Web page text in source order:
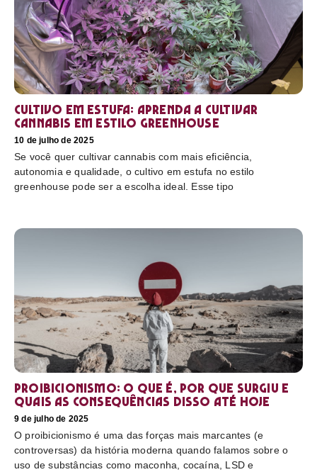
Cultivo em estufa: aprenda a cultivar
cannabis em estilo greenhouse
10 de julho de 2025
Se você quer cultivar cannabis com mais eficiência,
autonomia e qualidade, o cultivo em estufa no estilo
greenhouse pode ser a escolha ideal. Esse tipo
Proibicionismo: o que é, por que surgiu e
quais as consequências disso até hoje
9 de julho de 2025
O proibicionismo é uma das forças mais marcantes (e
controversas) da história moderna quando falamos sobre o
uso de substâncias como maconha, cocaína, LSD e